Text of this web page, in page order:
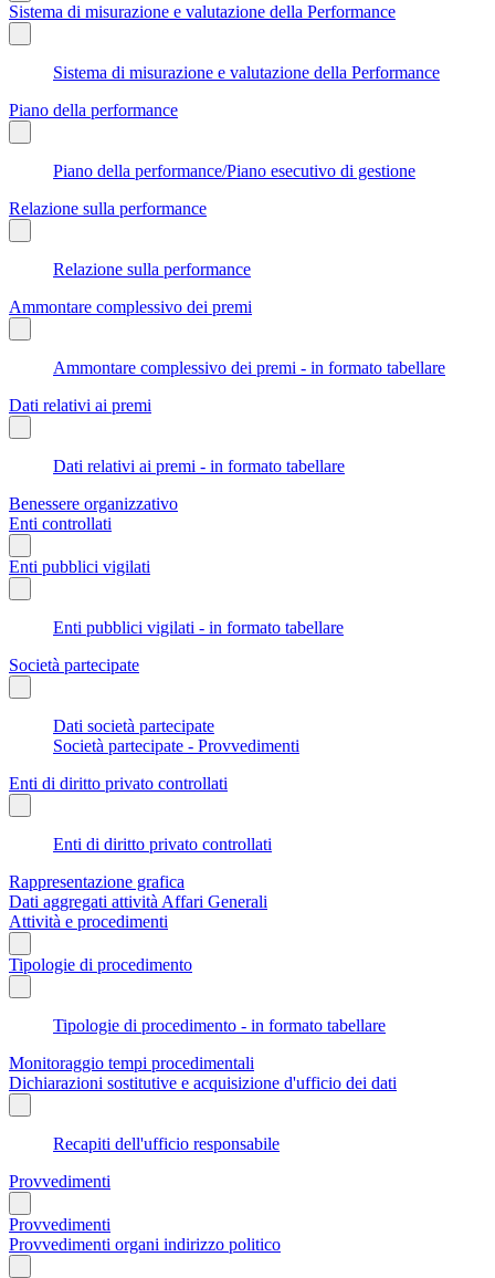
Sistema di misurazione e valutazione della Performance
Sistema di misurazione e valutazione della Performance
Piano della performance
Piano della performance/Piano esecutivo di gestione
Relazione sulla performance
Relazione sulla performance
Ammontare complessivo dei premi
Ammontare complessivo dei premi - in formato tabellare
Dati relativi ai premi
Dati relativi ai premi - in formato tabellare
Benessere organizzativo
Enti controllati
Enti pubblici vigilati
Enti pubblici vigilati - in formato tabellare
Società partecipate
Dati società partecipate
Società partecipate - Provvedimenti
Enti di diritto privato controllati
Enti di diritto privato controllati
Rappresentazione grafica
Dati aggregati attività Affari Generali
Attività e procedimenti
Tipologie di procedimento
Tipologie di procedimento - in formato tabellare
Monitoraggio tempi procedimentali
Dichiarazioni sostitutive e acquisizione d'ufficio dei dati
Recapiti dell'ufficio responsabile
Provvedimenti
Provvedimenti
Provvedimenti organi indirizzo politico